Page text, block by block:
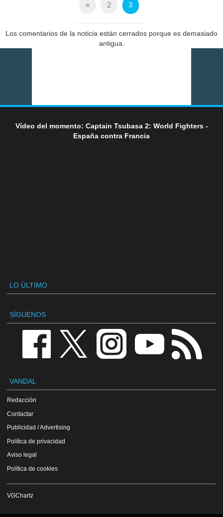
« 2 3
Los comentarios de la noticia están cerrados porque es demasiado
antigua.
Vídeo del momento: Captain Tsubasa 2: World Fighters -
España contra Francia
LO ÚLTIMO
SÍGUENOS
VANDAL
Redacción
Contactar
Publicidad / Advertising
Política de privacidad
Aviso legal
Política de cookies
VGChartz